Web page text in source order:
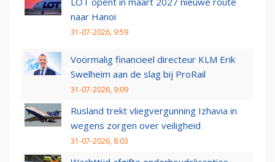
naar Hanoi
31-07-2026, 9:59
Voormalig financieel directeur KLM Erik
Swelheim aan de slag bij ProRail
31-07-2026, 9:09
Rusland trekt vliegvergunning Izhavia in
wegens zorgen over veiligheid
31-07-2026, 8:03